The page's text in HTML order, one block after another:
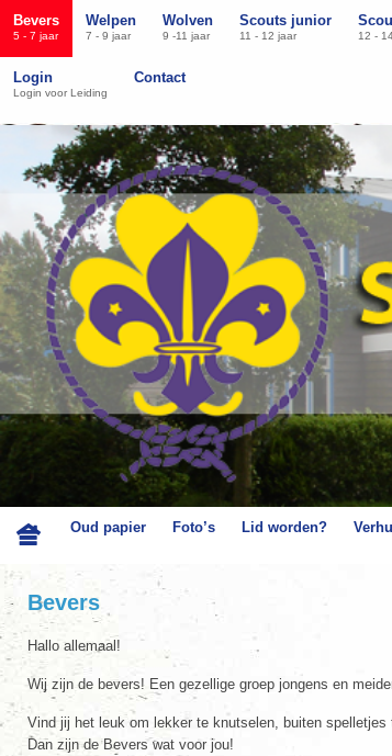
Bevers
5 - 7 jaar
Welpen
7 - 9 jaar
Wolven
9 -11 jaar
Scouts junior
11 - 12 jaar 12 -
Login
Login voor Leiding
Contact
Oud papier Foto’s Lid worden?
Bevers
Hallo allemaal!
Wij zijn de bevers! Een gezellige groep jongens en
Vind jij het leuk om lekker te knutselen, buiten
Dan zijn de Bevers wat voor jou!